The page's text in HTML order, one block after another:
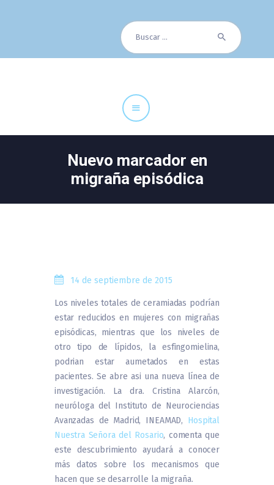
Buscar:
Nuevo marcador en
migraña episódica
Cuadro Médico
Especialidades
14 de septiembre de 2015
Los niveles totales de ceramiadas podrían
estar reducidos en mujeres con migrañas
episódicas, mientras que los niveles de
otro tipo de lípidos, la esfingomielina,
podrian estar aumetados en estas
pacientes. Se abre asi una nueva línea de
investigación. La dra. Cristina Alarcón,
neuróloga del Instituto de Neurociencias
Avanzadas de Madrid, INEAMAD, Hospital
Nuestra Señora del Rosario, comenta que
este descubrimiento ayudará a conocer
más datos sobre los mecanismos que
hacen que se desarrolle la migraña.